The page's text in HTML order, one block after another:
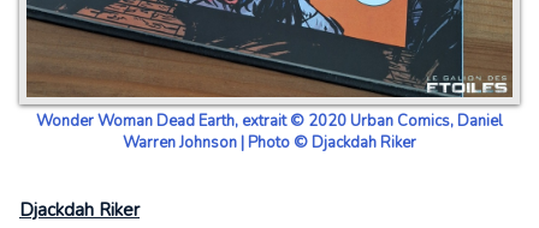
Wonder Woman Dead Earth, extrait © 2020 Urban Comics, Daniel
Warren Johnson | Photo © Djackdah Riker
Djackdah Riker